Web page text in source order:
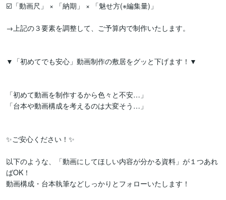
☑️「動画尺」 × 「納期」 × 「魅せ方(※編集量)」
→上記の３要素を調整して、ご予算内で制作いたします。
▼「初めてでも安心」動画制作の敷居をグッと下げます！▼
「初めて動画を制作するから色々と不安…」
「台本や動画構成を考えるのは大変そう…」
✨ご安心ください！✨
以下のような、「動画にしてほしい内容が分かる資料」が１つあれ
ばOK！
動画構成・台本執筆などしっかりとフォローいたします！